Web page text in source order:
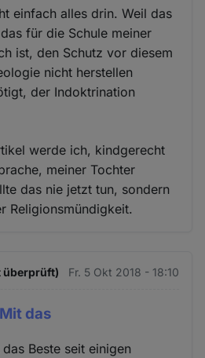
einfach alles drin. Weil das
für die Schule meiner
ist, den Schutz vor diesem
nicht herstellen
der Indoktrination
werde ich, kindgerecht
meiner Tochter
das nie jetzt tun, sondern
Religionsmündigkeit.
überprüft) Fr. 5 Okt 2018 - 18:10
das
Beste seit einigen